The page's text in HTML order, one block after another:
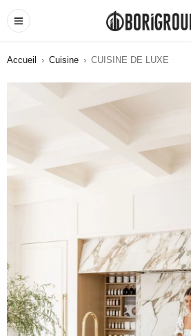
Accueil › Cuisine › CUISINE DE LUXE